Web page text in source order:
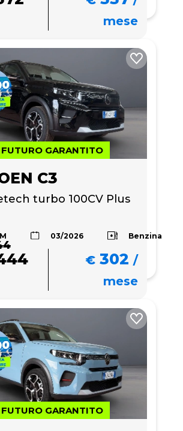
mese
FUTURO GARANTITO
C3
turbo 100CV Plus
03/2026 Benzina
€ 302 /
mese
FUTURO GARANTITO